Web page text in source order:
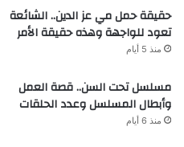
حقيقة حمل مي عز الدين.. الشائعة
تعود للواجهة وهذه حقيقة الأمر
منذ 5 أيام
مسلسل تحت السن.. قصة العمل
وأبطال المسلسل وعدد الحلقات
منذ 6 أيام